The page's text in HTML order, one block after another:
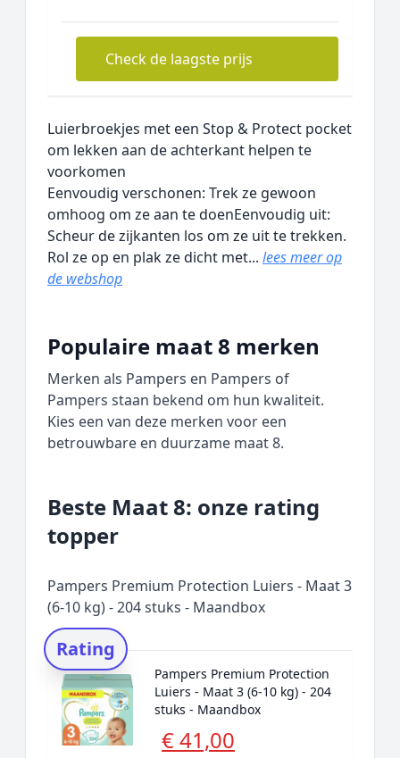
Check de laagste prijs
Luierbroekjes met een Stop & Protect pocket
om lekken aan de achterkant helpen te
voorkomen
Eenvoudig verschonen: Trek ze gewoon
omhoog om ze aan te doenEenvoudig uit:
Scheur de zijkanten los om ze uit te trekken.
Rol ze op en plak ze dicht met... lees meer op
de webshop
Populaire maat 8 merken
Merken als Pampers en Pampers of
Pampers staan bekend om hun kwaliteit.
Kies een van deze merken voor een
betrouwbare en duurzame maat 8.
Beste Maat 8: onze rating
topper
Pampers Premium Protection Luiers - Maat 3
(6-10 kg) - 204 stuks - Maandbox
Rating
Pampers Premium Protection
Luiers - Maat 3 (6-10 kg) - 204
stuks - Maandbox
€ 41,00